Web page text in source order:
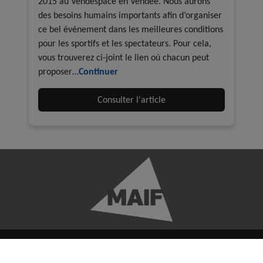
des besoins humains importants afin d’organiser
ce bel événement dans les meilleures conditions
pour les sportifs et les spectateurs. Pour cela,
vous trouverez ci-joint le lien où chacun peut
proposer…Continuer
Consulter l'article